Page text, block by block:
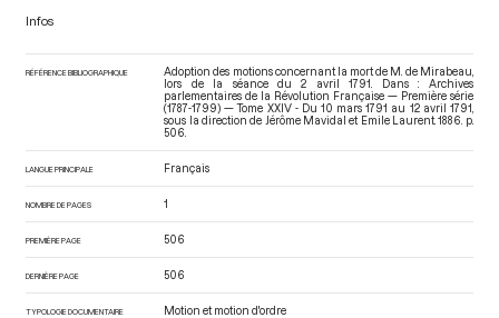
Infos
RÉFÉRENCE BIBLIOGRAPHIQUE
Adoption des motions concernant la mort de M. de Mirabeau,
lors de la séance du 2 avril 1791. Dans : Archives
parlementaires de la Révolution Française — Première série
(1787-1799) — Tome XXIV - Du 10 mars 1791 au 12 avril 1791
sous la direction de Jérôme Mavidal et Emile Laurent. 1886. p.
506.
LANGUE PRINCIPALE Français
NOMBRE DE PAGES 1
PREMIÈRE PAGE 506
DERNIÈRE PAGE 506
TYPOLOGIE DOCUMENTAIRE Motion et motion d'ordre